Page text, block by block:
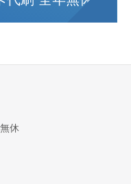
休